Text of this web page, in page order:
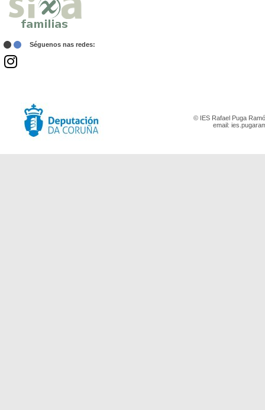
Séguenos nas redes:
© IES Rafael Puga
email: